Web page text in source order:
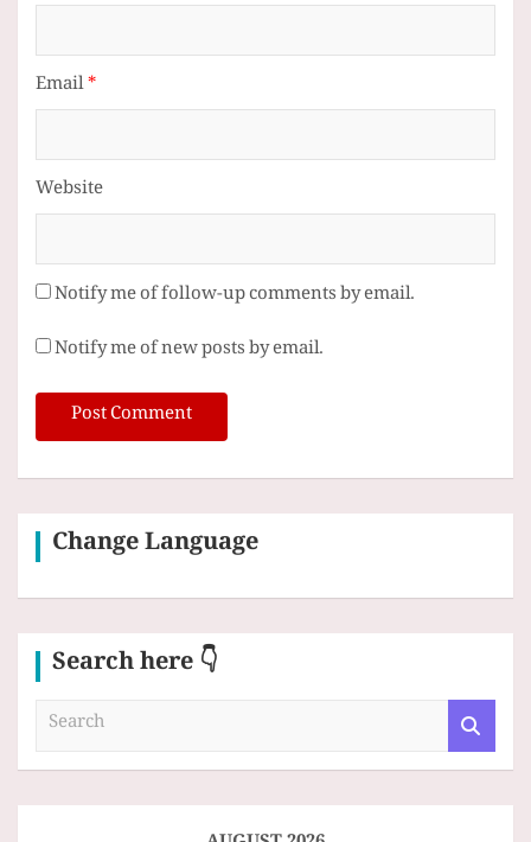
Email*
Website
Notify me of follow-up comments by email.
Notify me of new posts by email.
Change Language
Search here 👇
a